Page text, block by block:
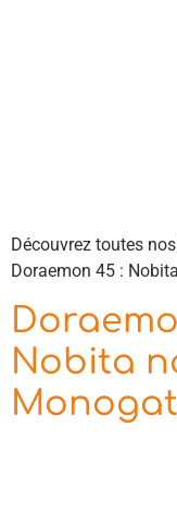
Découvrez toutes
Doraemon 45 :
Nobita